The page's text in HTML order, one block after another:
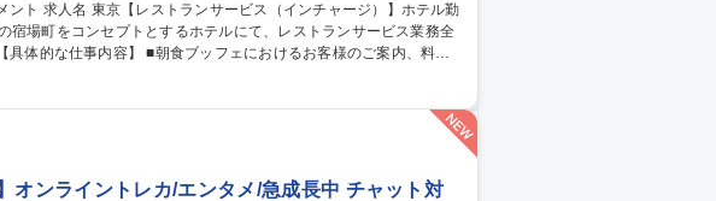
】ホテル勤
、ディナー（アラカルト・コース）の接客対応 ■料理・飲み物の配
/面接1回
オンライントレカ/エンタメ/急成長中 チャット対